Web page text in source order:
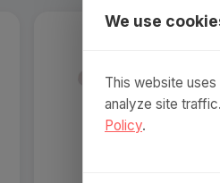
We use
This website
analyze site
Policy.